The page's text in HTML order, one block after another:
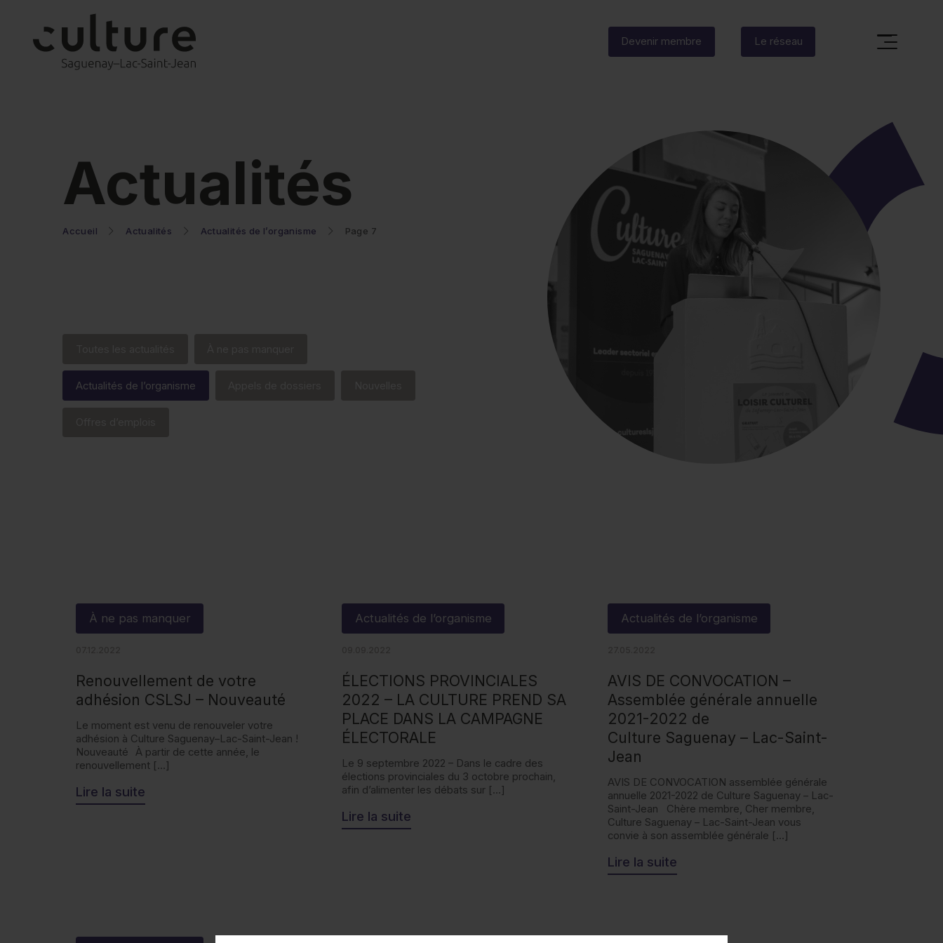
Devenir membre Le réseau
Actualités
Accueil Actualités Actualités de l’organisme Page 7
Actualités de l’organisme
À ne pas manquer
Renouvellement de votre
adhésion CSLSJ – Nouveauté
Le moment est venu de renouveler votre
adhésion à Culture Saguenay–Lac-Saint-Jean !
Nouveauté À partir de cette année, le
renouvellement […]
Lire la suite
Actualités de l’organisme
ÉLECTIONS PROVINCIALES
2022 – LA CULTURE PREND SA
PLACE DANS LA CAMPAGNE
ÉLECTORALE
Le 9 septembre 2022 – Dans le cadre des
élections provinciales du 3 octobre prochain,
afin d’alimenter les débats sur […]
Lire la suite
Actualités de l’organisme
AVIS DE CONVOCATION –
Assemblée générale annuelle
2021-2022 de
Culture Saguenay – Lac-Saint-
Jean
AVIS DE CONVOCATION assemblée générale
annuelle 2021-2022 de Culture Saguenay – Lac-
Saint-Jean Chère membre, Cher membre,
Culture Saguenay – Lac-Saint-Jean vous
convie à son assemblée générale […]
Lire la suite